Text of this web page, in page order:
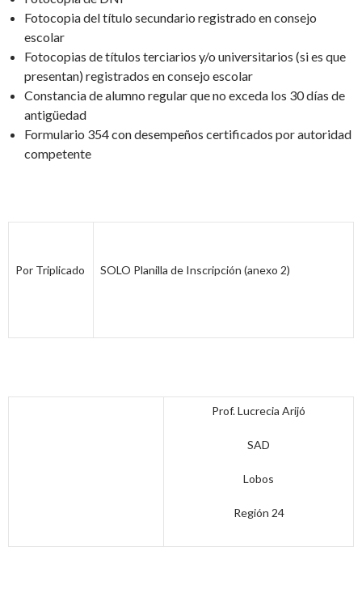
Fotocopia del título secundario registrado en consejo
escolar
Fotocopias de títulos terciarios y/o universitarios (si es que
presentan) registrados en consejo escolar
Constancia de alumno regular que no exceda los 30 días de
antigüedad
Formulario 354 con desempeños certificados por autoridad
competente
Por Triplicado SOLO Planilla de Inscripción (anexo 2)
Prof. Lucrecia Arijó
SAD
Lobos
Región 24